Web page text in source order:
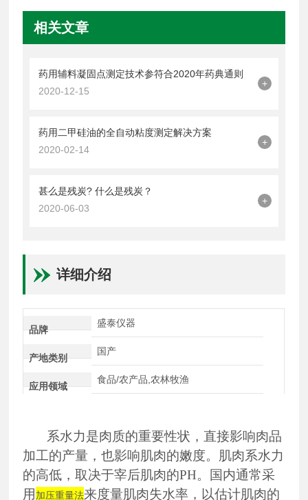
相关文章
药用辅料凝固点测定技术参符合2020年药典通则
2020-12-15
+
药用二甲硅油的全自动粘度测定解决方案
2020-02-14
+
甚么是残炭? 什么是残炭？
2020-06-03
+
详细介绍
品牌
盛泰仪器
产地类别
国产
应用领域
食品/农产品,农林牧渔
系水力是肉质的重要性状，直接影响肉品
加工的产量，也影响肌肉的嫩度。肌肉系水力
的高低，取决于宰后肌肉的PH。国内通常采
用 加压重量法来度量肌肉失水率，以估计肌肉的